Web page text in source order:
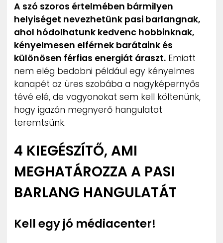
A szó szoros értelmében bármilyen
helyiséget nevezhetünk pasi barlangnak,
ahol hódolhatunk kedvenc hobbinknak,
kényelmesen elférnek barátaink és
különösen férfias energiát áraszt. Emiatt
nem elég bedobni például egy kényelmes
kanapét az üres szobába a nagyképernyős
tévé elé, de vagyonokat sem kell költenünk,
hogy igazán megnyerő hangulatot
teremtsünk.
4 KIEGÉSZÍTŐ, AMI
MEGHATÁROZZA A PASI
BARLANG HANGULATÁT
Kell egy jó médiacenter!